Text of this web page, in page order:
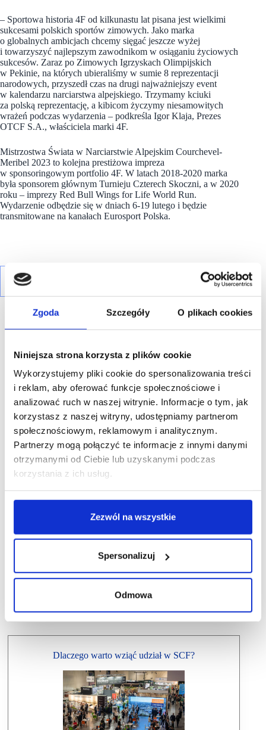
Zgoda Szczegóły O plikach cookies
Niniejsza strona korzysta z plików cookie
Wykorzystujemy pliki cookie do spersonalizowania treści
i reklam, aby oferować funkcje społecznościowe i
analizować ruch w naszej witrynie. Informacje o tym, jak
korzystasz z naszej witryny, udostępniamy partnerom
społecznościowym, reklamowym i analitycznym.
Partnerzy mogą połączyć te informacje z innymi danymi
otrzymanymi od Ciebie lub uzyskanymi podczas
korzystania z ich usług.
Zezwól na wszystkie
Spersonalizuj
Odmowa
– Sportowa historia 4F od kilkunastu lat pisana jest wielkimi
sukcesami polskich sportów zimowych. Jako marka
o globalnych ambicjach chcemy sięgać jeszcze wyżej
i towarzyszyć najlepszym zawodnikom w osiąganiu życiowych
sukcesów. Zaraz po Zimowych Igrzyskach Olimpijskich
w Pekinie, na których ubieraliśmy w sumie 8 reprezentacji
narodowych, przyszedł czas na drugi najważniejszy event
w kalendarzu narciarstwa alpejskiego. Trzymamy kciuki
za polską reprezentację, a kibicom życzymy niesamowitych
wrażeń podczas wydarzenia – podkreśla Igor Klaja, Prezes
OTCF S.A., właściciela marki 4F.
Mistrzostwa Świata w Narciarstwie Alpejskim Courchevel-
Meribel 2023 to kolejna prestiżowa impreza
w sponsoringowym portfolio 4F. W latach 2018-2020 marka
była sponsorem głównym Turnieju Czterech Skoczni, a w 2020
roku – imprezy Red Bull Wings for Life World Run.
Wydarzenie odbędzie się w dniach 6-19 lutego i będzie
transmitowane na kanałach Eurosport Polska.
R E K L A M A
Dlaczego warto wziąć udział w SCF?